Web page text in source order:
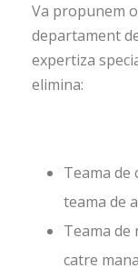
Va propunem
departament
expertiza
elimina:
Teama de
teama de
Teama
catre